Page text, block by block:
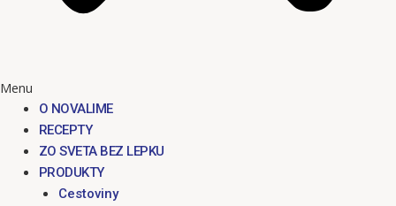
Menu
O NOVALIME
RECEPTY
ZO SVETA BEZ LEPKU
PRODUKTY
Cestoviny